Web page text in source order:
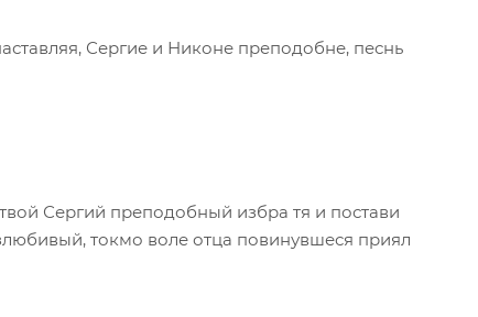
Сергие и Никоне преподобне, песнь
Сергий преподобный избра тя и постави
токмо воле отца повинувшеся приял